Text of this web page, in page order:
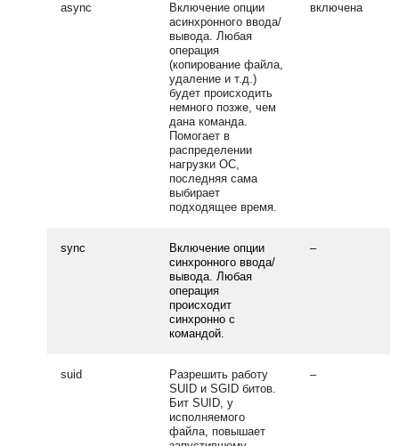
async
Включение опции
асинхронного ввода/
вывода. Любая
операция
(копирование файла,
удаление и т.д.)
будет происходить
немного позже, чем
дана команда.
Помогает в
распределении
нагрузки ОС,
последняя сама
выбирает
подходящее время.
включена
sync
Включение опции
синхронного ввода/
вывода. Любая
операция
происходит
синхронно с
командой.
–
suid
Разрешить работу
SUID и SGID битов.
Бит SUID, у
исполняемого
файла, повышает
–